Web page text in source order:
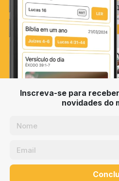
Inscreva-se para
novidades do